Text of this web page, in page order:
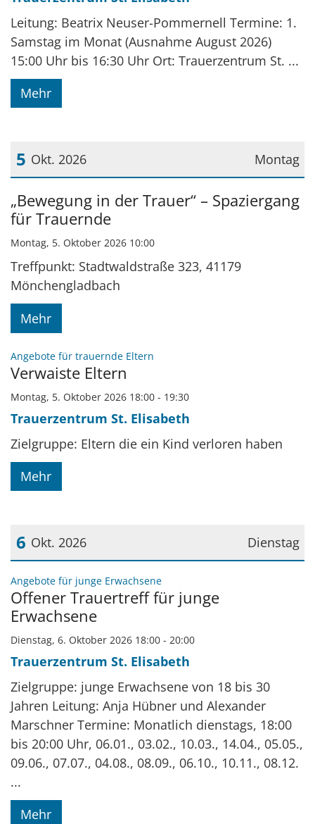
Leitung: Beatrix Neuser-Pommernell Termine: 1.
Samstag im Monat (Ausnahme August 2026)
15:00 Uhr bis 16:30 Uhr Ort: Trauerzentrum St. ...
Mehr
Montag
5 Okt. 2026
Datum: 5. Oktober 2026
„Bewegung in der Trauer“ – Spaziergang
für Trauernde
Montag, 5. Oktober 2026 10:00
Treffpunkt: Stadtwaldstraße 323, 41179
Mönchengladbach
Mehr
Angebote für trauernde Eltern
Verwaiste Eltern
Montag, 5. Oktober 2026 18:00 - 19:30
Trauerzentrum St. Elisabeth
Zielgruppe: Eltern die ein Kind verloren haben
Mehr
Dienstag
6 Okt. 2026
Datum: 6. Oktober 2026
Angebote für junge Erwachsene:
Offener Trauertreff für junge
Erwachsene
Dienstag, 6. Oktober 2026 18:00 - 20:00
Trauerzentrum St. Elisabeth
Zielgruppe: junge Erwachsene von 18 bis 30
Jahren Leitung: Anja Hübner und Alexander
Marschner Termine: Monatlich dienstags, 18:00
bis 20:00 Uhr, 06.01., 03.02., 10.03., 14.04., 05.05.,
09.06., 07.07., 04.08., 08.09., 06.10., 10.11., 08.12.
...
Mehr